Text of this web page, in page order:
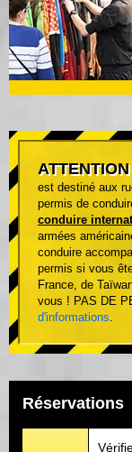
ATTENTION
est destiné aux
permis de
conduire
armées
conduire
permis si vous
France, de
vous ! PAS DE
d'informations.
Réservations